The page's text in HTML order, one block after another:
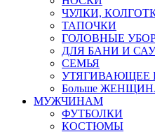
ЧУЛКИ,
ТАПОЧКИ
ГОЛОВНЫЕ
ДЛЯ БАНИ И
СЕМЬЯ
УТЯГИВАЮЩЕЕ
Больше
МУЖЧИНАМ
ФУТБОЛКИ
КОСТЮМЫ